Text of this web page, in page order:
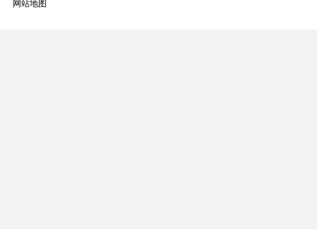
网站地图